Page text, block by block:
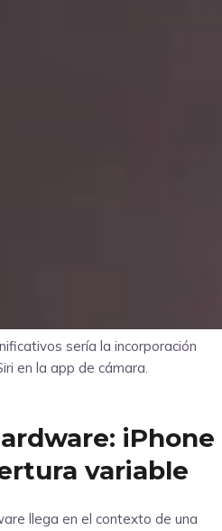
sería la incorporación
en la app de cámara.
iPhone
variable
llega en el contexto de una